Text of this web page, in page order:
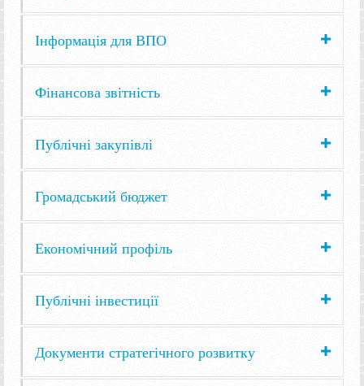
Інформація для ВПО
Фінансова звітність
Публічні закупівлі
Громадський бюджет
Економічний профіль
Публічні інвестиції
Документи стратегічного розвитку